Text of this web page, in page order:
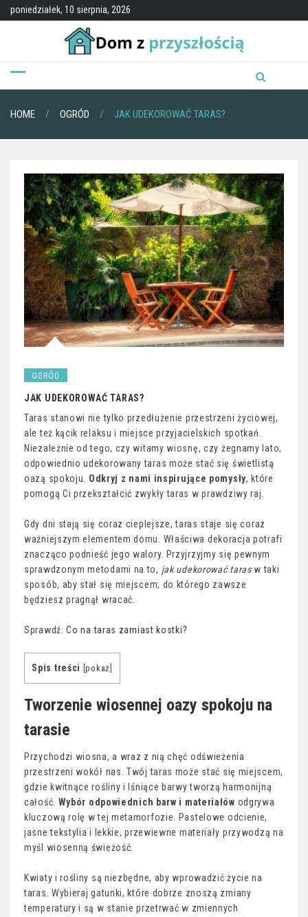
poniedziałek, 10 sierpnia, 2026
HOME OGRÓD JAK UDEKOROWAĆ TARAS?
OGRÓD
JAK UDEKOROWAĆ TARAS?
Taras stanowi nie tylko przedłużenie przestrzeni życiowej,
ale też kącik relaksu i miejsce przyjacielskich spotkań.
Niezależnie od tego, czy witamy wiosnę, czy żegnamy lato,
odpowiednio udekorowany taras może stać się świetlistą
oazą spokoju. Odkryj z nami inspirujące pomysły, które
pomogą Ci przekształcić zwykły taras w prawdziwy raj.
Gdy dni stają się coraz cieplejsze, taras staje się coraz
ważniejszym elementem domu. Właściwa dekoracja potrafi
znacząco podnieść jego walory. Przyjrzyjmy się pewnym
sprawdzonym metodami na to, jak udekorować tarasw taki
sposób, aby stał się miejscem, do którego zawsze
będziesz pragnął wracać.
Sprawdź:Co na taras zamiast kostki?
Spis treści [pokaż
Tworzenie wiosennej oazy spokoju na
tarasie
Przychodzi wiosna, a wraz z nią chęć odświeżenia
przestrzeni wokół nas. Twój taras może stać się miejscem,
gdzie kwitnące rośliny i lśniące barwy tworzą harmonijną
całość. Wybór odpowiednich barw i materiałów odgrywa
kluczową rolę w tej metamorfozie. Pastelowe odcienie,
jasne tekstylia i lekkie, przewiewne materiały przywodzą na
myśl wiosenną świeżość.
Kwiaty i rośliny są niezbędne, aby wprowadzić życie na
taras. Wybieraj gatunki, które dobrze znoszą zmiany
temperatury i są w stanie przetrwać w zmiennych